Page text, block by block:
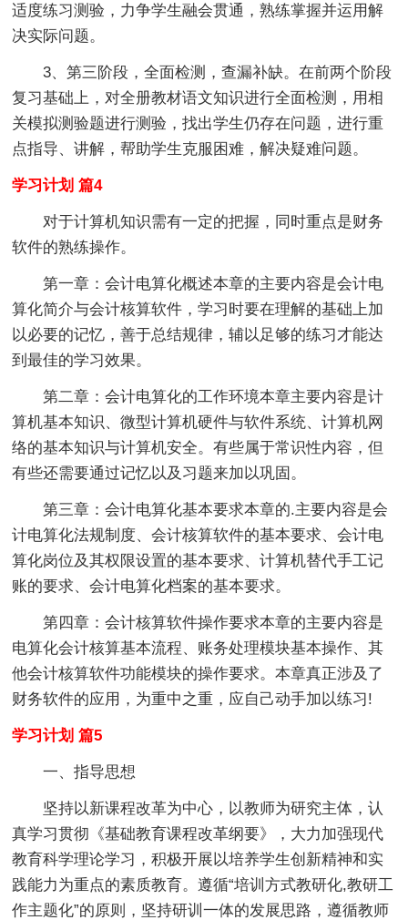
适度练习测验，力争学生融会贯通，熟练掌握并运用解
决实际问题。
3、第三阶段，全面检测，查漏补缺。在前两个阶段
复习基础上，对全册教材语文知识进行全面检测，用相
关模拟测验题进行测验，找出学生仍存在问题，进行重
点指导、讲解，帮助学生克服困难，解决疑难问题。
学习计划 篇4
对于计算机知识需有一定的把握，同时重点是财务
软件的熟练操作。
第一章：会计电算化概述本章的主要内容是会计电
算化简介与会计核算软件，学习时要在理解的基础上加
以必要的记忆，善于总结规律，辅以足够的练习才能达
到最佳的学习效果。
第二章：会计电算化的工作环境本章主要内容是计
算机基本知识、微型计算机硬件与软件系统、计算机网
络的基本知识与计算机安全。有些属于常识性内容，但
有些还需要通过记忆以及习题来加以巩固。
第三章：会计电算化基本要求本章的.主要内容是会
计电算化法规制度、会计核算软件的基本要求、会计电
算化岗位及其权限设置的基本要求、计算机替代手工记
账的要求、会计电算化档案的基本要求。
第四章：会计核算软件操作要求本章的主要内容是
电算化会计核算基本流程、账务处理模块基本操作、其
他会计核算软件功能模块的操作要求。本章真正涉及了
财务软件的应用，为重中之重，应自己动手加以练习!
学习计划 篇5
一、指导思想
坚持以新课程改革为中心，以教师为研究主体，认
真学习贯彻《基础教育课程改革纲要》，大力加强现代
教育科学理论学习，积极开展以培养学生创新精神和实
践能力为重点的素质教育。遵循“培训方式教研化,教研工
作主题化”的原则，坚持研训一体的发展思路，遵循教师